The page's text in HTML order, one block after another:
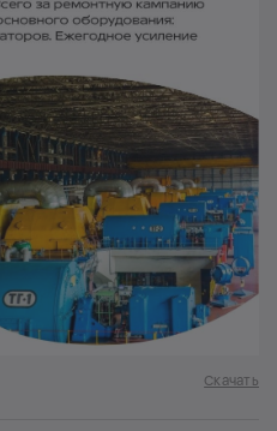
Скачать